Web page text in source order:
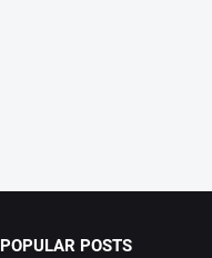
POPULAR POSTS